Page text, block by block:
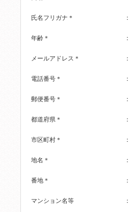
氏名フリガナ ＊ ：
年齢 ＊ ：
メールアドレス ＊ ：
電話番号 ＊ ：
郵便番号 ＊ ：
都道府県 ＊ ：
市区町村 ＊ ：
地名 ＊ ：
番地 ＊ ：
マンション名等 ：